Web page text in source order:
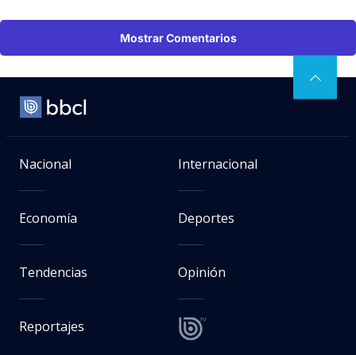
Mostrar Comentarios
Nacional Internacional
Economía Deportes
Tendencias Opinión
Reportajes